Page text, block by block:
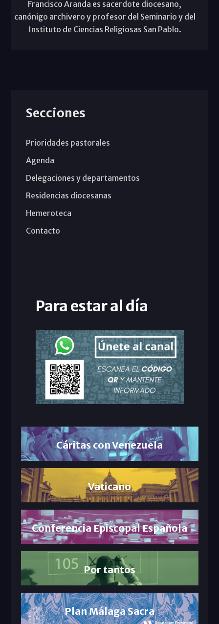
Francisco Aranda es sacerdote diocesano,
canónigo archivero y profesor del Seminario y del
Instituto de Ciencias Religiosas San Pablo.
Secciones
Prioridades pastorales
Agenda
Delegaciones y departamentos
Residencias diocesanas
Hemeroteca
Contacto
Para estar al día
Cáritas con Venezuela
Vaticano
Conferencia Episcopal Española
Por tantos
Plan Málaga Sacra